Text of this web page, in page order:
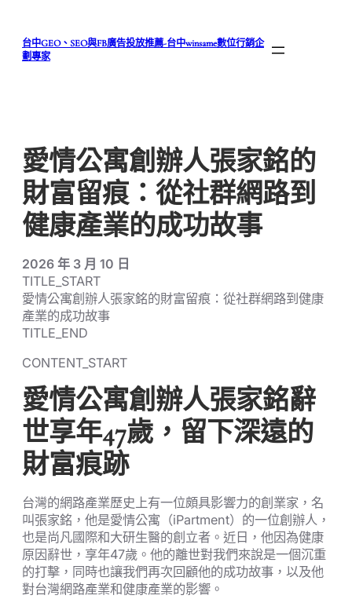
台中GEO、SEO與FB廣告投放推薦-台中winsame數位行銷企
劃專家
愛情公寓創辦人張家銘的
財富留痕：從社群網路到
健康產業的成功故事
2026 年 3 月 10 日
TITLE_START
愛情公寓創辦人張家銘的財富留痕：從社群網路到健康
產業的成功故事
TITLE_END
CONTENT_START
愛情公寓創辦人張家銘辭
世享年47歲，留下深遠的
財富痕跡
台灣的網路產業歷史上有一位頗具影響力的創業家，名
叫張家銘，他是愛情公寓（iPartment）的一位創辦人，
也是尚凡國際和大研生醫的創立者。近日，他因為健康
原因辭世，享年47歲。他的離世對我們來說是一個沉重
的打擊，同時也讓我們再次回顧他的成功故事，以及他
對台灣網路產業和健康產業的影響。